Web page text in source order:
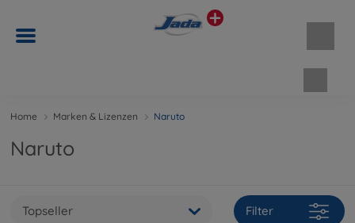
Home Marken & Lizenzen Naruto
Naruto
Topseller Filter